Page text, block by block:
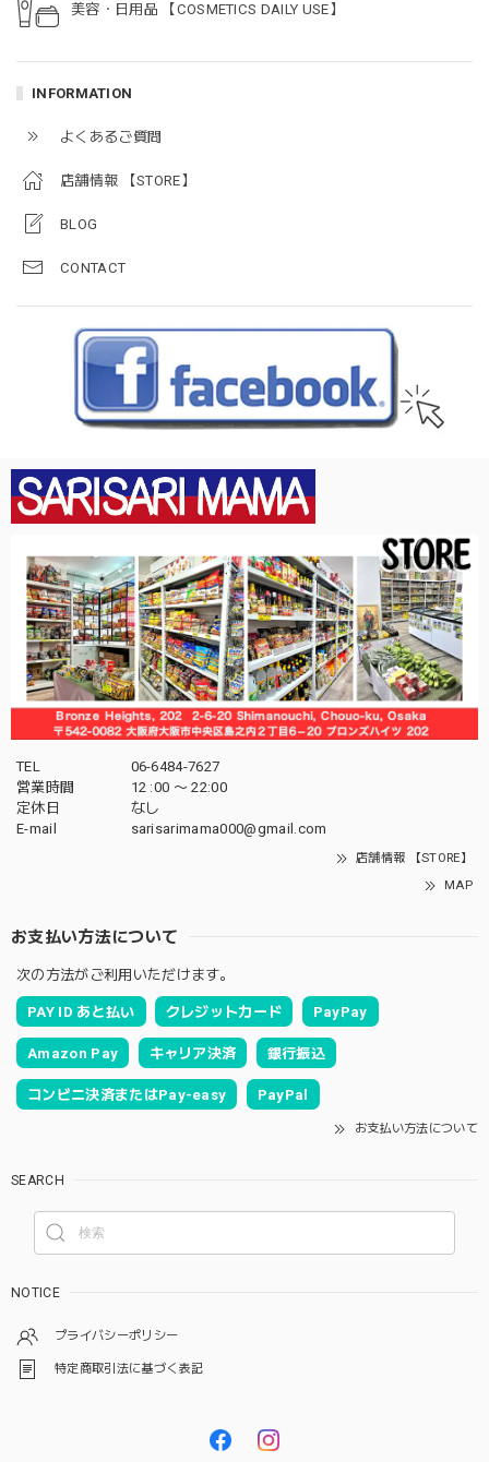
美容・日用品 【COSMETICS DAILY USE】
INFORMATION
よくあるご質問
店舗情報 【STORE】
BLOG
CONTACT
TEL
06-6484-7627
営業時間
12 :00 〜 22:00
定休日
なし
E-mail
sarisarimama000@gmail.com
店舗情報 【STORE】
MAP
お支払い方法について
次の方法がご利用いただけます。
PAY ID あと払い クレジットカード PayPay
Amazon Pay キャリア決済 銀行振込
コンビニ決済またはPay-easy PayPal
お支払い方法について
SEARCH
NOTICE
プライバシーポリシー
特定商取引法に基づく表記